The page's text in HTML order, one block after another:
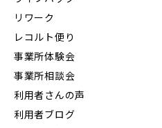
リワーク
レコルト便り
事業所体験会
事業所相談会
利用者さんの声
利用者ブログ